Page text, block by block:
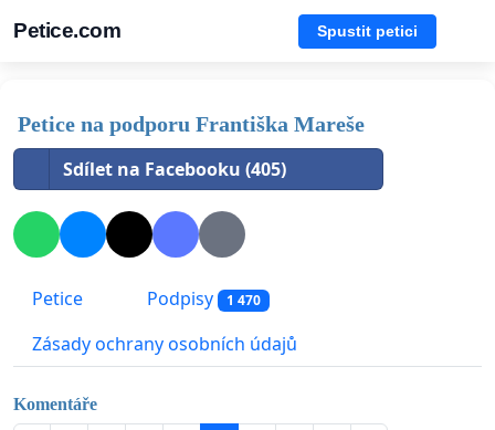
Petice.com Spustit petici
Petice na podporu Františka Mareše
Sdílet na Facebooku (405)
Petice Podpisy 1 470
Zásady ochrany osobních údajů
Komentáře